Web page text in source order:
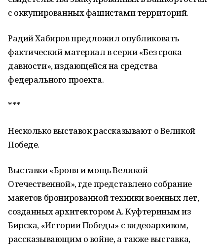
с оккупированных фашистами территорий.
Радий Хабиров предложил опубликовать
фактический материал в серии «Без срока
давности», издающейся на средства
федерального проекта.
***
Несколько выставок рассказывают о Великой
Победе.
Выставки «Броня и мощь Великой
Отечественной», где представлено собрание
макетов бронированной техники военных лет,
созданных архитектором А. Куфтериным из
Бирска, «Истории Победы» с видеоархивом,
рассказывающим о войне, а также выставка,